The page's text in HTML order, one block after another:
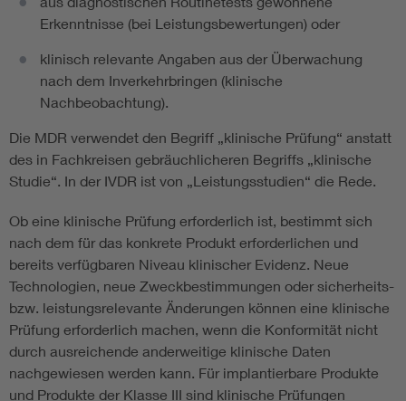
Erkenntnisse (bei Leistungsbewertungen) oder
klinisch relevante Angaben aus der Überwachung
nach dem Inverkehrbringen (klinische
Nachbeobachtung).
Die MDR verwendet den Begriff „klinische Prüfung“ anstatt
des in Fachkreisen gebräuchlicheren Begriffs „klinische
Studie“. In der IVDR ist von „Leistungsstudien“ die Rede.
Ob eine klinische Prüfung erforderlich ist, bestimmt sich
nach dem für das konkrete Produkt erforderlichen und
bereits verfügbaren Niveau klinischer Evidenz. Neue
Technologien, neue Zweckbestimmungen oder sicherheits-
bzw. leistungsrelevante Änderungen können eine klinische
Prüfung erforderlich machen, wenn die Konformität nicht
durch ausreichende anderweitige klinische Daten
nachgewiesen werden kann. Für implantierbare Produkte
und Produkte der Klasse III sind klinische Prüfungen